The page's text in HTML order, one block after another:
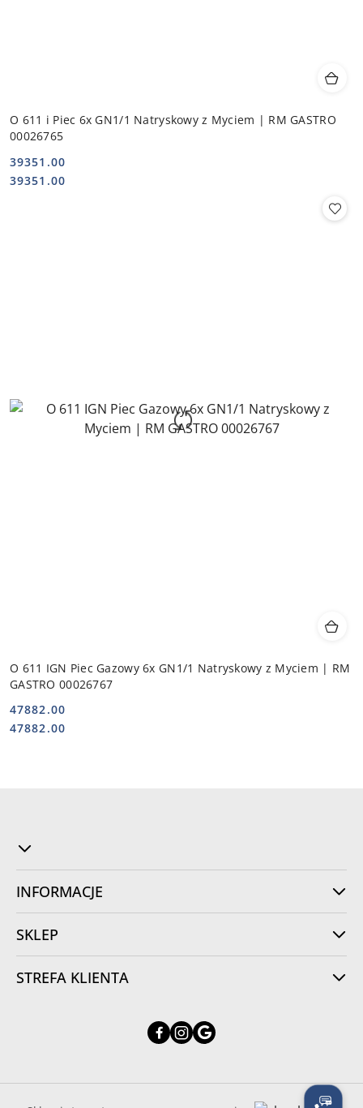
O 611 i Piec 6x GN1/1 Natryskowy z Myciem | RM GASTRO
00026765
Cena:
39351.00
Cena:
39351.00
O 611 IGN Piec Gazowy 6x GN1/1 Natryskowy z Myciem | RM
GASTRO 00026767
Cena:
47882.00
Cena:
47882.00
INFORMACJE
SKLEP
STREFA KLIENTA